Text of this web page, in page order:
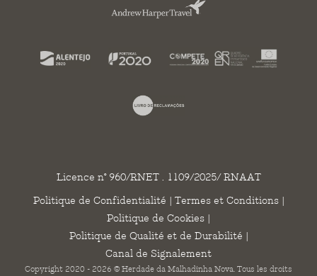
Licence n° 960/RNET . 1109/2025/ RNAAT
Politique de Confidentialité | Termes et Conditions|
Politique de Cookies |
Politique de Qualité et de Durabilité |
Canal de Signalement
Copyright 2020 - 2026 © Herdade da Malhadinha Nova. Tous les droits